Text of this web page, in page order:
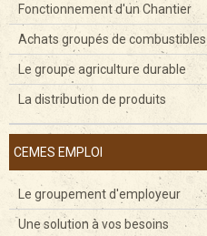
Fonctionnement d'un Chantier
Achats groupés de combustibles
Le groupe agriculture durable
La distribution de produits
CEMES EMPLOI
Le groupement d'employeur
Une solution à vos besoins